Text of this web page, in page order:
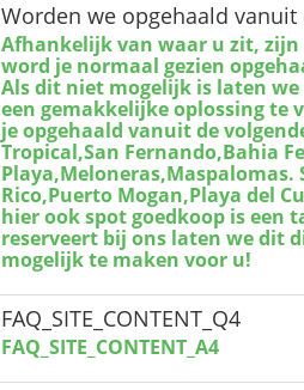
Worden we opgehaald
Afhankelijk van waar u zit,
word je normaal gezien
Als dit niet mogelijk is laten
een gemakkelijke oplossing te
je opgehaald vanuit de
Tropical,San Fernando,Bahia
Playa,Meloneras,Maspalomas.
Rico,Puerto Mogan,Playa del
hier ook spot goedkoop is een
reserveert bij ons laten we dit
mogelijk te maken voor u!
FAQ_SITE_CONTENT_Q4
FAQ_SITE_CONTENT_A4